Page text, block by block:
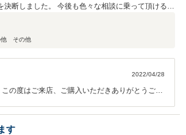
決断しました。 今後も色々な相談に乗って頂ける頼
。 この度はありがとうございました！
他 その他
2022/04/28
の度はご来店、ご購入いただきありがとうござ
します。
す